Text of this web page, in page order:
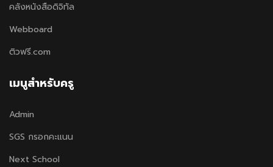
คลังหนังสือดิจิทัล
Webboard
ติวฟรี.com
เมนูสำหรับครู
Admin
SGS กรอกคะแนน
Next School